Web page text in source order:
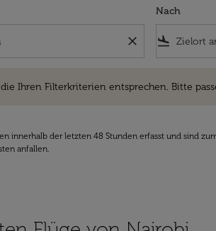
close
Nach
flight_land
Ihren Filterkriterien entsprechen. Bitte
innerhalb der letzten 48 Stunden erfasst und sind
anfallen.